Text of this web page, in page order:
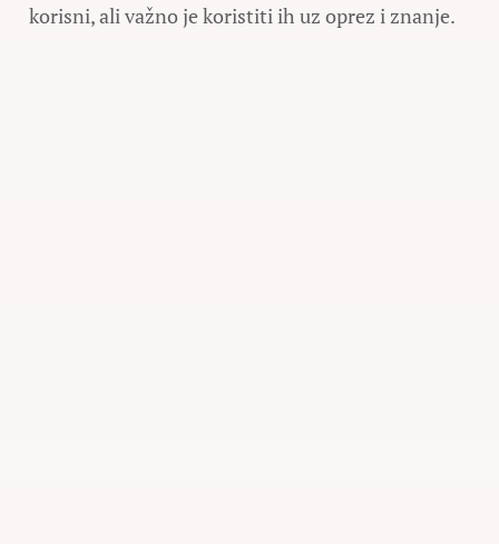
korisni, ali važno je koristiti ih uz oprez i znanje.